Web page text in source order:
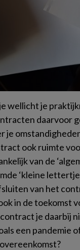
wellicht je
daarvoor
je
ook ruimte
van de
‘kleine
van het
in de toekomst
je daarbij
een pandemie